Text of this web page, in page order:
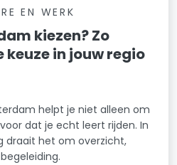
EN WERK
kiezen? Zo
keuze in jouw regio
helpt je niet alleen om
dat je echt leert rijden. In
draait het om overzicht,